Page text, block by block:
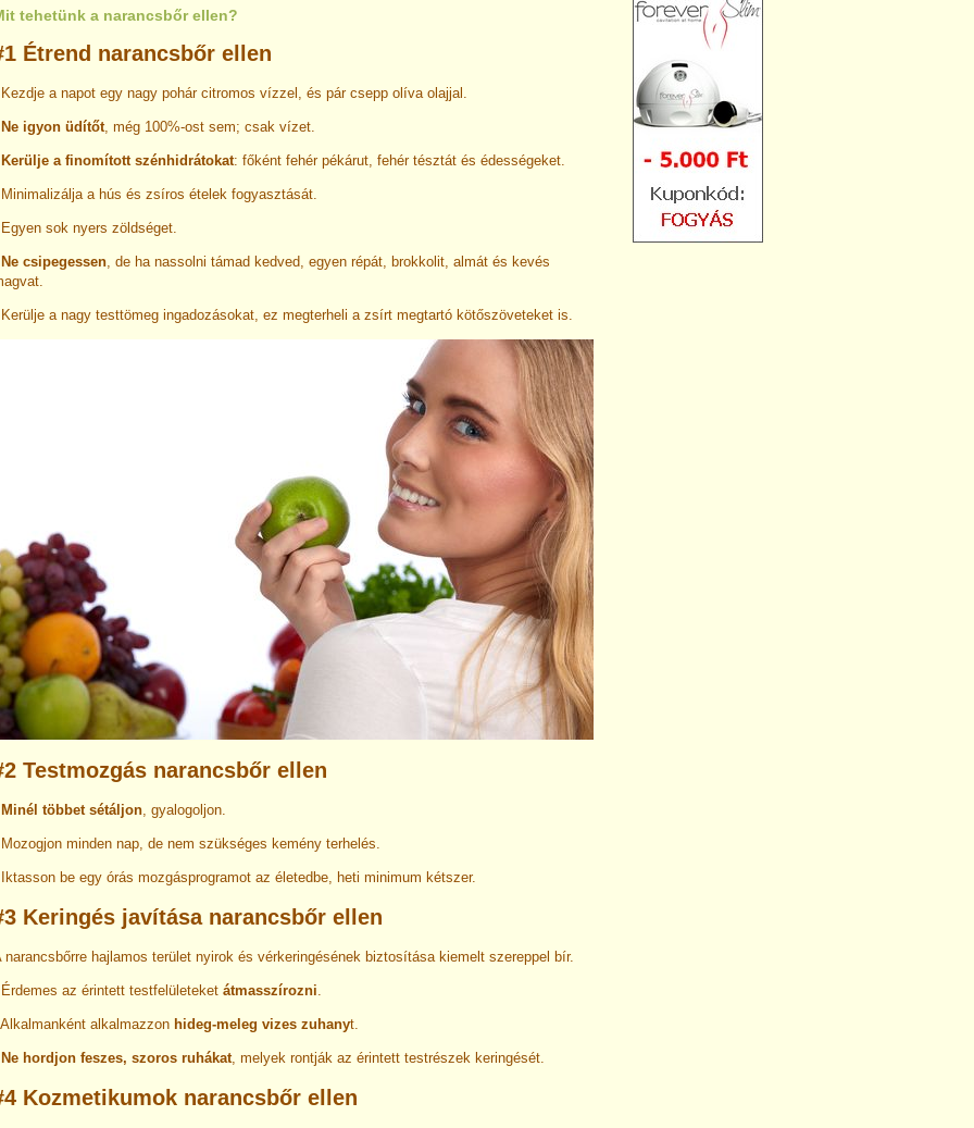
tehetünk a narancsbőr ellen?
Étrend narancsbőr ellen
a napot egy nagy pohár citromos vízzel, és pár csepp olíva olajjal.
Ne igyon üdítőt, még 100%-ost sem; csak vízet.
Kerülje a finomított szénhidrátokat: főként fehér pékárut, fehér tésztát és édességeket.
a hús és zsíros ételek fogyasztását.
sok nyers zöldséget.
Ne csipegessen, de ha nassolni támad kedved, egyen répát, brokkolit, almát és kevés
a nagy testtömeg ingadozásokat, ez megterheli a zsírt megtartó kötőszöveteket is.
Testmozgás narancsbőr ellen
Minél többet sétáljon , gyalogoljon.
minden nap, de nem szükséges kemény terhelés.
be egy órás mozgásprogramot az életedbe, heti minimum kétszer.
Keringés javítása narancsbőr ellen
narancsbőrre hajlamos terület nyirok és vérkeringésének biztosítása kiemelt szereppel bír.
az érintett testfelületeket átmasszírozni.
alkalmazzon hideg-meleg vizes zuhanyt.
Ne hordjon feszes, szoros ruhákat, melyek rontják az érintett testrészek keringését.
Kozmetikumok narancsbőr ellen